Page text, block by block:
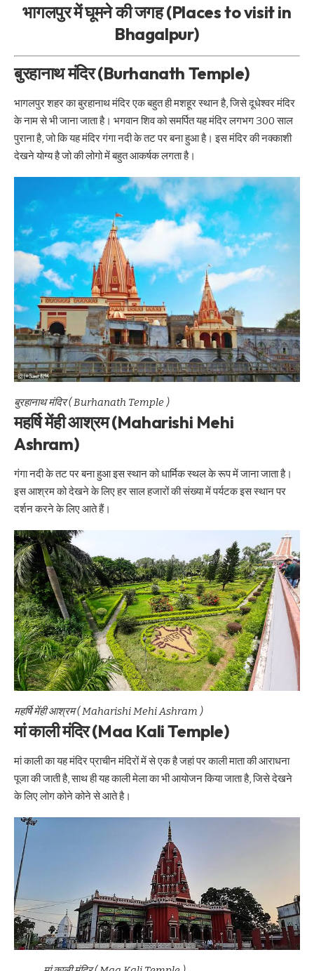
भागलपुर में घूमने की जगह (Places to visit in
Bhagalpur)
बुरहानाथ मंदिर (Burhanath Temple)
भागलपुर शहर का बुरहानाथ मंदिर एक बहुत ही मशहूर स्थान है, जिसे दूधेश्वर मंदिर
के नाम से भी जाना जाता है। भगवान शिव को समर्पित यह मंदिर लगभग 300 साल
पुराना है, जो कि यह मंदिर गंगा नदी के तट पर बना हुआ है। इस मंदिर की नक्काशी
देखने योग्य है जो की लोगो में बहुत आकर्षक लगता है।
बुरहानाथ मंदिर ( Burhanath Temple )
महर्षि मेंही आश्रम (Maharishi Mehi
Ashram)
गंगा नदी के तट पर बना हुआ इस स्थान को धार्मिक स्थल के रूप में जाना जाता है।
इस आश्रम को देखने के लिए हर साल हजारों की संख्या में पर्यटक इस स्थान पर
दर्शन करने के लिए आते हैं।
महर्षि मेंही आश्रम ( Maharishi Mehi Ashram )
मां काली मंदिर (Maa Kali Temple)
मां काली का यह मंदिर प्राचीन मंदिरों में से एक है जहां पर काली माता की आराधना
पूजा की जाती है, साथ ही यह काली मेला का भी आयोजन किया जाता है, जिसे देखने
के लिए लोग कोने कोने से आते है।